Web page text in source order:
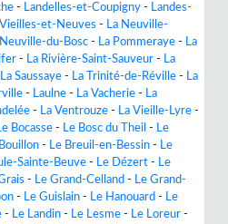
- Landelles-et-Coupigny - Landes-
Vieilles-et-Neuves - La Neuville-
Neuville-du-Bosc - La Pommeraye - La
- La Rivière-Saint-Sauveur - La
La Saussaye - La Trinité-de-Réville - La
- Laulne - La Vacherie - La
- La Ventrouze - La Vieille-Lyre -
Bocasse - Le Bosc du Theil - Le
- Le Breuil-en-Bessin - Le
Sainte-Beuve - Le Dézert - Le
- Le Grand-Celland - Le Grand-
- Le Guislain - Le Hanouard - Le
- Le Landin - Le Lesme - Le Loreur -